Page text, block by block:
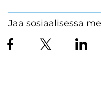
Jaa sosiaalisessa